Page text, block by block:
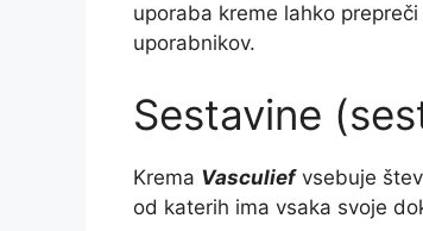
uporaba kreme lahko
uporabnikov.
Sestavine
Krema Vasculiefvsebuje
od katerih ima vsaka svoje